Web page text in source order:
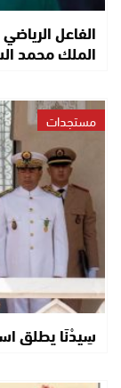
الفاعل
الملك محمد
مستجدات
سِيدْنَا يطلق